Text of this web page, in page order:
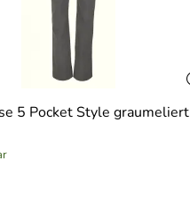
5 Pocket Style graumeliert